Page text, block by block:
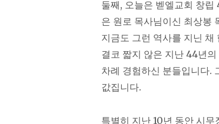
둘째, 오늘은 벧엘교회 창
은 원로 목사님이신 최상봉
지금도 그런 역사를 지닌
결코 짧지 않은 지난 44년
차례 경험하신 분들입니다.
값집니다.
특별히 지난 10년 동안 시